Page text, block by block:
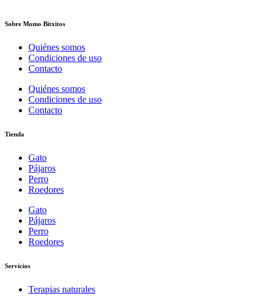
Sobre Momo Bitxitos
Quiénes somos
Condiciones de uso
Contacto
Quiénes somos
Condiciones de uso
Contacto
Tienda
Gato
Pájaros
Perro
Roedores
Gato
Pájaros
Perro
Roedores
Servicios
Terapias naturales